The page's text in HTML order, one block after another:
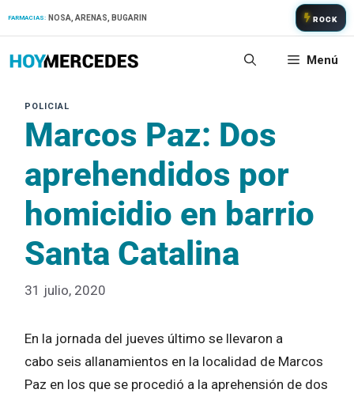
FARMACIAS: NOSA, ARENAS, BUGARIN ROCK
Menú
Marcos Paz: Dos
aprehendidos por
homicidio en barrio
Santa Catalina
31 julio, 2020
En la jornada del jueves último se llevaron a
cabo seis allanamientos en la localidad de Marcos
Paz en los que se procedió a la aprehensión de dos